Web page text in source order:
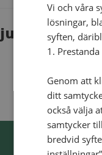
julgavan-
Vi och våra
lösningar,
syften,
1.
Genom att
ditt
också välja
samtycker
bredvid